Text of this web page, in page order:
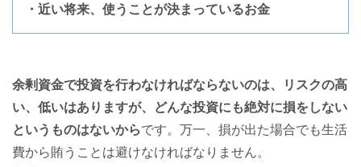
・近い将来、使うことが決まっているお金
余剰資金で投資を行わなければならないのは、リスクの高
い、低いはありますが、どんな投資にも絶対に損をしない
というものはないからです。万一、損が出た場合でも生活
費から賄うことは避けなければなりません。